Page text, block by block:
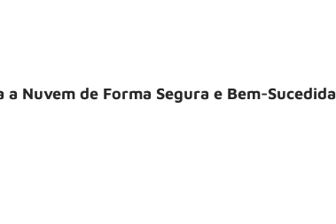
Nuvem de Forma Segura e Bem-Sucedida